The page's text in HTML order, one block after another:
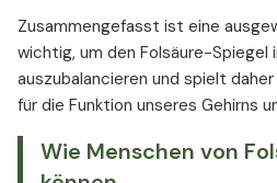
Zusammengefasst ist eine
wichtig, um den Folsäure-Spiegel
auszubalancieren und spielt
für die Funktion unseres Gehirns
Wie Menschen von